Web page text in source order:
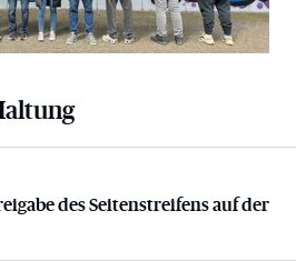
des Seitenstreifens auf der A3
des Seitenstreifens auf der